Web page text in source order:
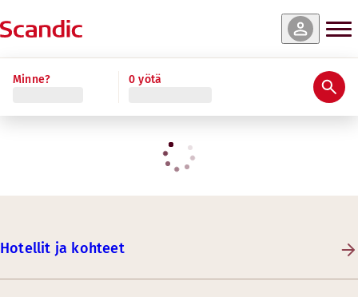
Minne? 0 yötä
Hotellit ja kohteet